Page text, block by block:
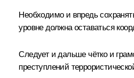
Необходимо и впредь
уровне должна оставаться
Следует и дальше чётко и
преступлений